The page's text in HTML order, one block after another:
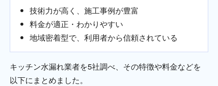
技術力が高く、施工事例が豊富
料金が適正・わかりやすい
地域密着型で、利用者から信頼されている
キッチン水漏れ業者を5社調べ、その特徴や料金などを
以下にまとめました。